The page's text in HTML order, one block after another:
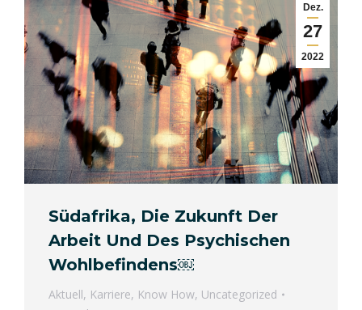
Dez.
27
2022
Südafrika, Die Zukunft Der
Arbeit Und Des Psychischen
Wohlbefindens￼
Aktuell, Karriere, Know How, Uncategorized